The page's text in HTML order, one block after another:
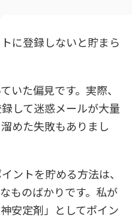
に登録しないと貯まら
いた偏見です。実際、
して迷惑メールが大量
めた失敗もありまし
ントを貯める方法は、
ものばかりです。私が
安定剤」としてポイン